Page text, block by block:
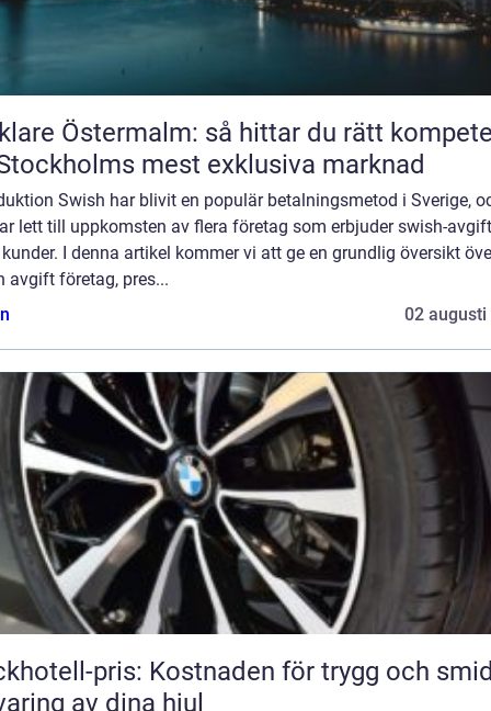
Östermalm: så hittar du rätt
mest exklusiva marknad
Swish har blivit en populär betalningsmetod i Sverige,
lett till uppkomsten av flera företag som erbjuder swish-
I denna artikel kommer vi att ge en grundlig översikt
avgift företag, pres...
02 augusti
pris: Kostnaden för trygg och
av dina hjul